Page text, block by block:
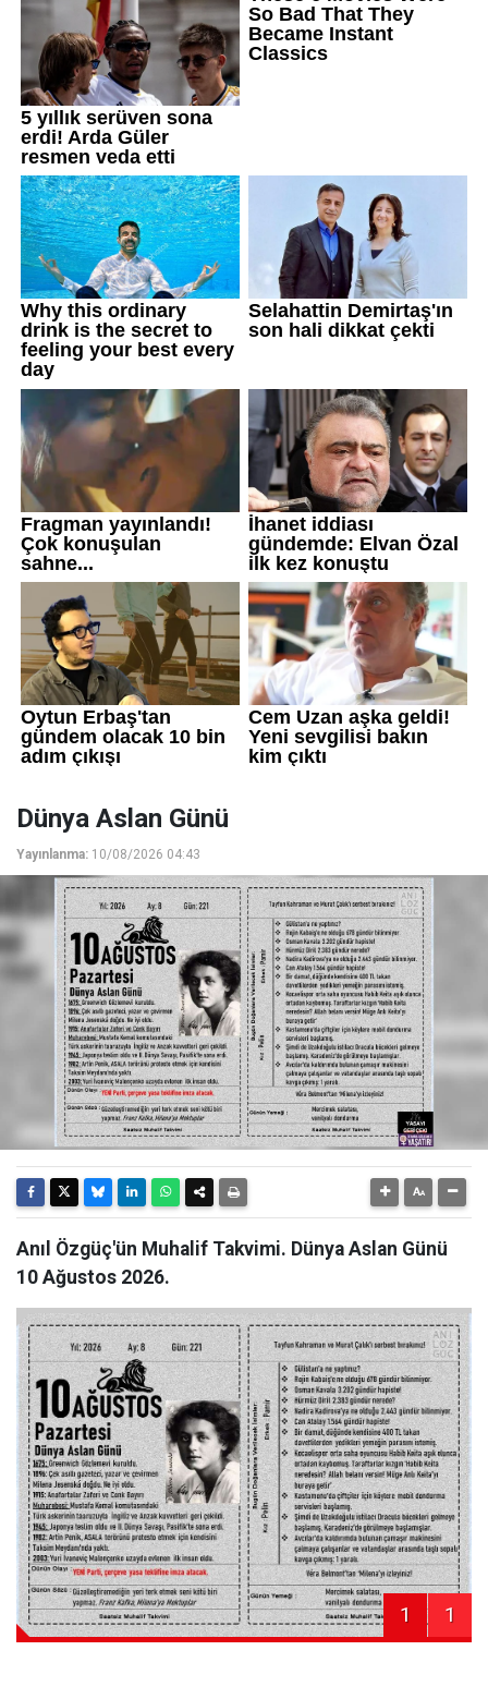
Dünya Aslan Günü
Yayınlanma: 10/08/2026 04:43
Anıl Özgüç'ün Muhalif Takvimi. Dünya Aslan Günü
10 Ağustos 2026.
1 1